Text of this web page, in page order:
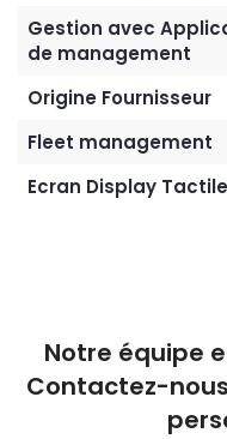
Gestion avec
de management
Origine Fournisseur
Fleet management
Ecran Display Tactile
Notre équipe
Contactez-